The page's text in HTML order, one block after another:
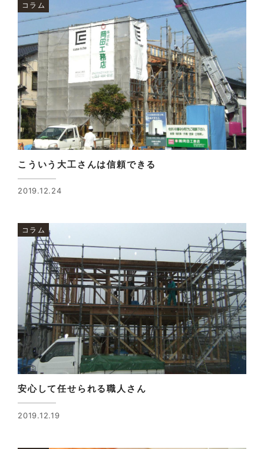
コラム
こういう大工さんは信頼できる
2019.12.24
コラム
安心して任せられる職人さん
2019.12.19